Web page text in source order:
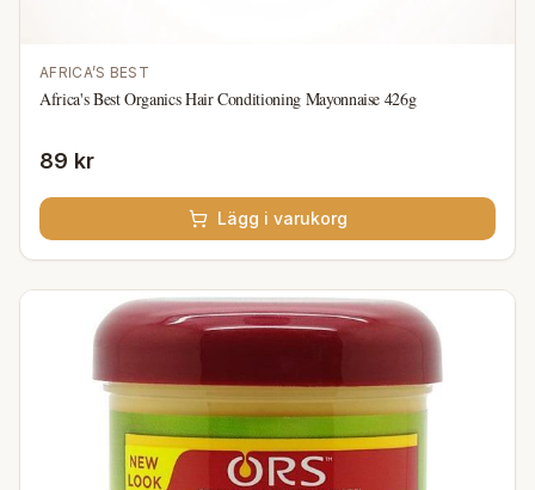
AFRICA’S BEST
Africa's Best Organics Hair Conditioning Mayonnaise 426g
89 kr
Lägg i varukorg